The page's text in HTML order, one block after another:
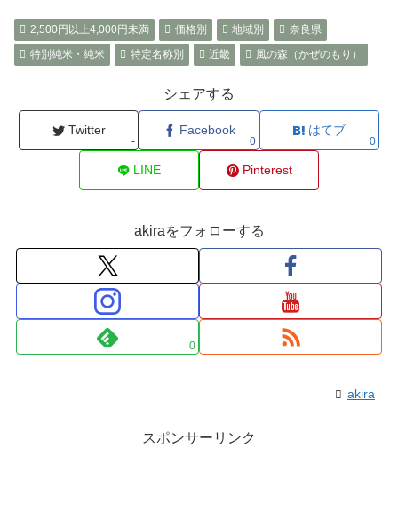
2,500円以上4,000円未満 価格別 地域別
奈良県
特別純米・純米
特定名称別 近畿 風の森（かぜのもり）
シェアする
Twitter
-
Facebook
0
はてブ
0
LINE Pinterest
akiraをフォローする
0
akira
スポンサーリンク